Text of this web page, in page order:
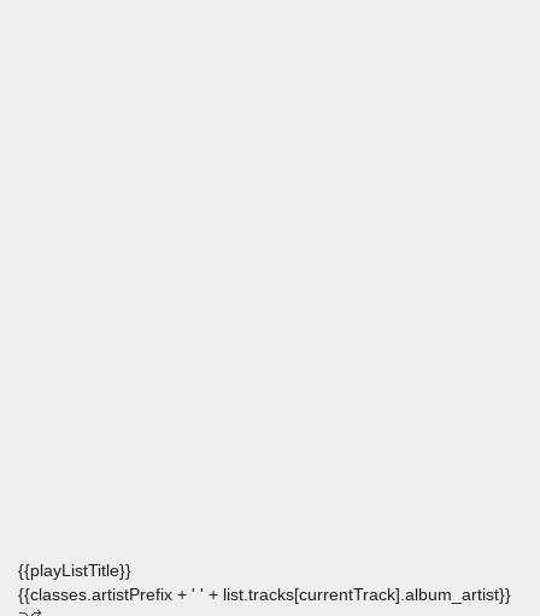
{{playListTitle}}
{{classes.artistPrefix + ' ' + list.tracks[currentTrack].album_artist}}